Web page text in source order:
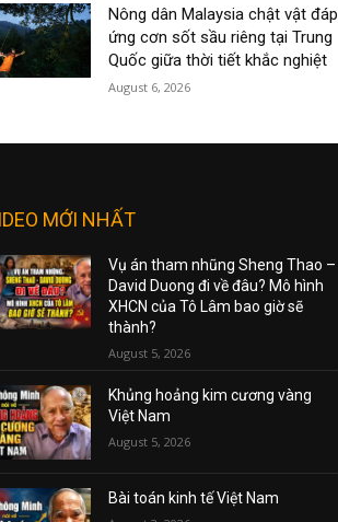
Nông dân Malaysia chật vật đáp
ứng cơn sốt sầu riêng tại Trung
Quốc giữa thời tiết khắc nghiệt
August 6, 2026
MỚI NHẤT
Vụ án tham nhũng Sheng Thao –
David Duong đi về đâu? Mô hình
XHCN của Tô Lâm bao giờ sẽ
thành?
August 5, 2026
Khủng hoảng kim cương vàng
Việt Nam
August 5, 2026
Bài toán kinh tế Việt Nam